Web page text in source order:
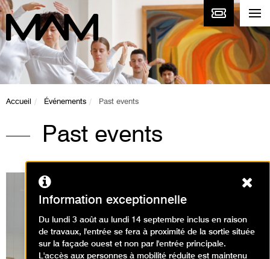
Accueil Événements Past events
Past events
Expositions en cours
Information exceptionnelle
Du lundi 3 août au lundi 14 septembre inclus en raison
de travaux, l'entrée se fera à proximité de la sortie située
sur la façade ouest et non par l'entrée principale.
L'accès aux personnes à mobilité réduite est maintenu